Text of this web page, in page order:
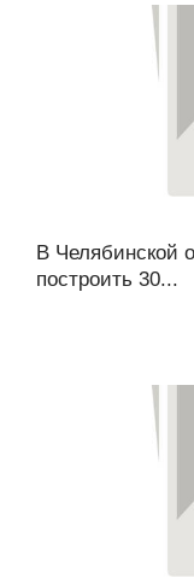
В Челябинской
построить 30...